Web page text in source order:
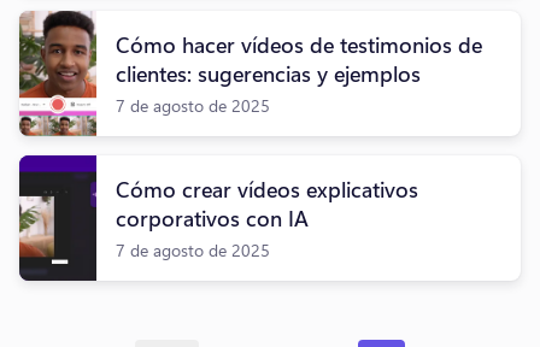
Cómo hacer vídeos de testimonios de
clientes: sugerencias y ejemplos
7 de agosto de 2025
Cómo crear vídeos explicativos
corporativos con IA
7 de agosto de 2025